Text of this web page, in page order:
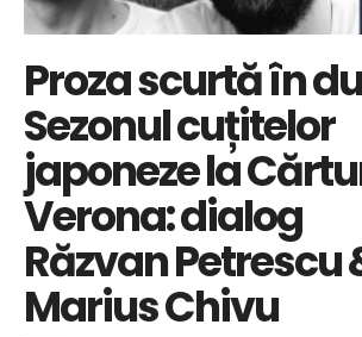
Proza scurtă în
Sezonul cuțitelor
japoneze la
Verona: dialog
Răzvan Petrescu
Marius Chivu